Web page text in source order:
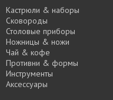
Кастрюли & наборы
Сковороды
Столовые приборы
Ножницы & ножи
Чай & кофе
Противни & формы
Инструменты
Аксессуары